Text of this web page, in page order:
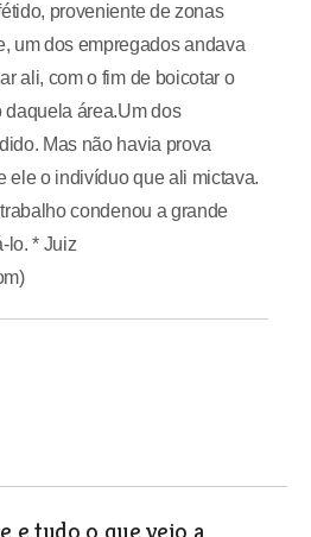
proveniente de zonas
um dos empregados andava
ali, com o fim de boicotar o
daquela área.Um dos
Mas não havia prova
ele o indivíduo que ali mictava.
condenou a grande
lo. * Juiz